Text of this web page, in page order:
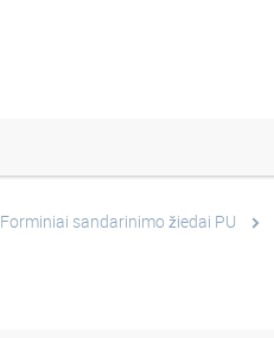
Forminiai sandarinimo žiedai PU